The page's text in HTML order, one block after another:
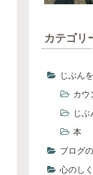
カテゴリ
じぶん
カウ
じ
本
ブログ
心のし